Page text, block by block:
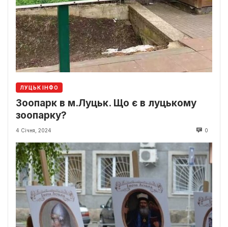
ЛУЦЬК ІНФО
Зоопарк в м.Луцьк. Що є в луцькому
зоопарку?
4 Січня, 2024 0